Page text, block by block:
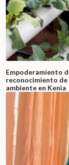
Empoderamiento
reconocimiento de
ambiente en Kenia